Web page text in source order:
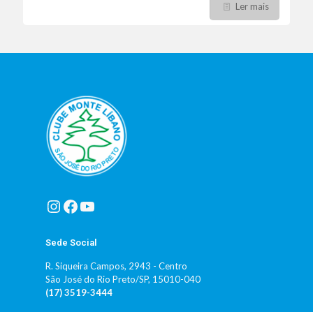
Ler mais
Instagram
Facebook
Youtube
Sede Social
R. Siqueira Campos, 2943 - Centro
São José do Rio Preto/SP, 15010-040
(17) 3519-3444